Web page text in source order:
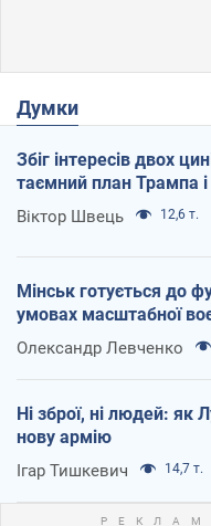
Думки
Збіг інтересів двох
таємний план Трампа і
Віктор Швець 12,6 т.
Мінськ готується до
умовах масштабної
Олександр Левченко
Ні зброї, ні людей: як
нову армію
Ігар Тишкевич 14,7 т.